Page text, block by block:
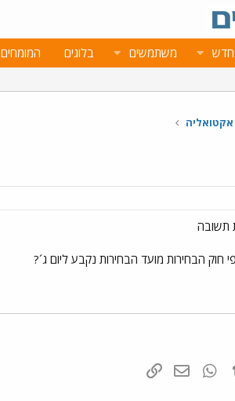
משתמשים בלוגים המומחים
אקטואליה
תשובה
חוק הבחירות מועד הבחירות נקבע ליום ג´?
Tumblr
WhatsAppדואר אלקטרוני